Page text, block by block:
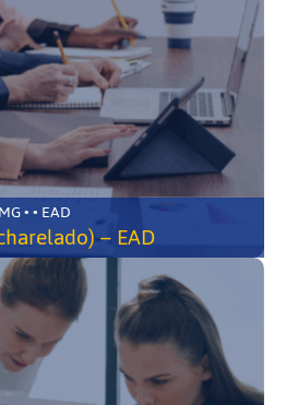
Santo Antônio do Monte-MG • • EAD
– EAD